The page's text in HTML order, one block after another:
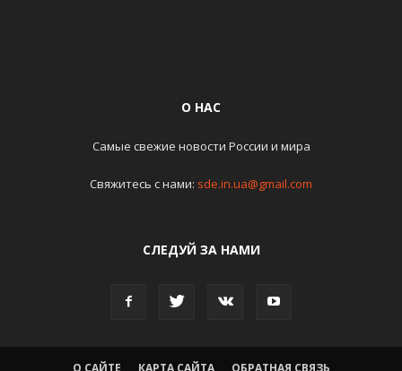
О НАС
Самые свежие новости России и мира
Свяжитесь с нами: sde.in.ua@gmail.com
СЛЕДУЙ ЗА НАМИ
О САЙТЕ КАРТА САЙТА ОБРАТНАЯ СВЯЗЬ